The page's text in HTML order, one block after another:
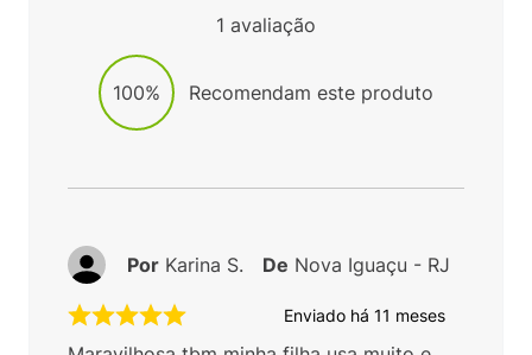
1 avaliação
100% Recomendam este produto
Enviado há 11 meses
Por Karina S. De Nova Iguaçu - RJ